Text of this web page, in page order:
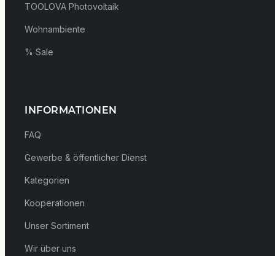
TOOLOVA Photovoltaik
Wohnambiente
% Sale
INFORMATIONEN
FAQ
Gewerbe & öffentlicher Dienst
Kategorien
Kooperationen
Unser Sortiment
Wir über uns